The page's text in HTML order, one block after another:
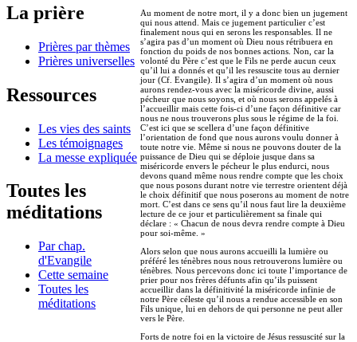
La prière
Prières par thèmes
Prières universelles
Ressources
Les vies des saints
Les témoignages
La messe expliquée
Toutes les
méditations
Par chap.
d'Evangile
Cette semaine
Toutes les
méditations
Au moment de notre mort, il y a donc bien un jugement
qui nous attend. Mais ce jugement particulier c’est
finalement nous qui en serons les responsables. Il ne
s’agira pas d’un moment où Dieu nous rétribuera en
fonction du poids de nos bonnes actions. Non, car la
volonté du Père c’est que le Fils ne perde aucun ceux
qu’il lui a donnés et qu’il les ressuscite tous au dernier
jour (Cf. Evangile). Il s’agira d’un moment où nous
aurons rendez-vous avec la miséricorde divine, aussi
pécheur que nous soyons, et où nous serons appelés à
l’accueillir mais cette fois-ci d’une façon définitive car
nous ne nous trouverons plus sous le régime de la foi.
C’est ici que se scellera d’une façon définitive
l’orientation de fond que nous aurons voulu donner à
toute notre vie. Même si nous ne pouvons douter de la
puissance de Dieu qui se déploie jusque dans sa
miséricorde envers le pécheur le plus endurci, nous
devons quand même nous rendre compte que les choix
que nous posons durant notre vie terrestre orientent déjà
le choix définitif que nous poserons au moment de notre
mort. C’est dans ce sens qu’il nous faut lire la deuxième
lecture de ce jour et particulièrement sa finale qui
déclare : « Chacun de nous devra rendre compte à Dieu
pour soi-même. »
Alors selon que nous aurons accueilli la lumière ou
préféré les ténèbres nous nous retrouverons lumière ou
ténèbres. Nous percevons donc ici toute l’importance de
prier pour nos frères défunts afin qu’ils puissent
accueillir dans la définitivité la miséricorde infinie de
notre Père céleste qu’il nous a rendue accessible en son
Fils unique, lui en dehors de qui personne ne peut aller
vers le Père.
Forts de notre foi en la victoire de Jésus ressuscité sur la